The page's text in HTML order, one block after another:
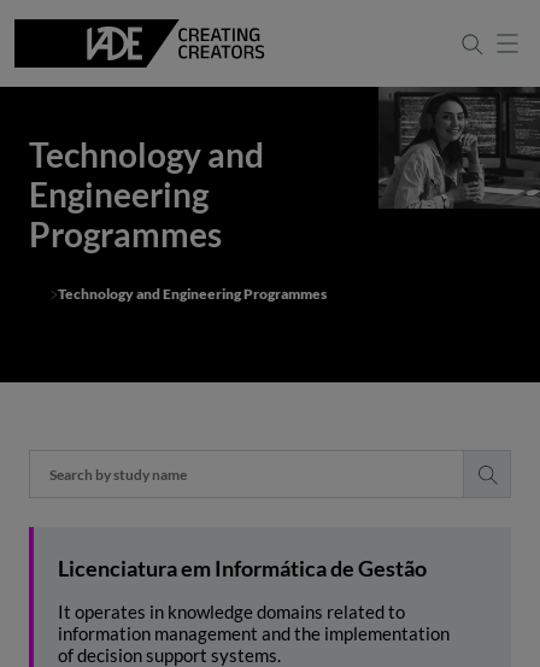
Technology and
Engineering
Programmes
Technology and Engineering Programmes
Licenciatura em Informática de Gestão
It operates in knowledge domains related to
information management and the implementation
of decision support systems.